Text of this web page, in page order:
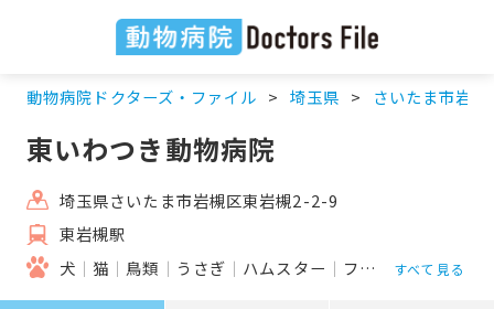
動物病院ドクターズ・ファイル 埼玉県 さいたま市岩槻
東いわつき動物病院
埼玉県さいたま市岩槻区東岩槻2-2-9
東岩槻駅
犬
猫 鳥類 うさぎ ハムスター フェレット すべて見る